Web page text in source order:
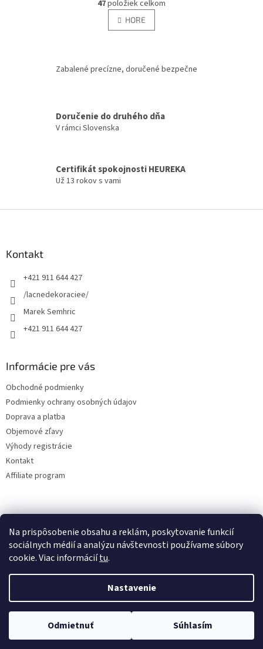
Na prispôsobenie obsahu a reklám, poskytovanie funkcií
sociálnych médií a analýzu návštevnosti používame súbory
cookie. Viac informáciítu.
Nastavenie
Odmietnuť Súhlasím
v
l
á
c
i
r
v
ý
p
u
á
n
k
n
47položiek celkom
HORE
Zabalené precízne, doručené bezpečne
Doručenie do druhého dňa
V rámci Slovenska
Certifikát spokojnosti HEUREKA
Už 13 rokov s vami
Kontakt
+421 911 644 427
/lacnedekoraciee/
Marek Semhric
+421 911 644 427
Informácie pre vás
Obchodné podmienky
Podmienky ochrany osobných údajov
Doprava a platba
Objemové zľavy
Výhody registrácie
Kontakt
Affiliate program
Copyright 2026lacne-dekoracie.sk. Všetky práva vyhradené.
Upraviť nastavenie cookies